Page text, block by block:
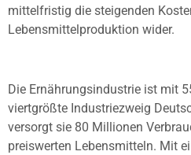
mittelfristig die steigenden
Lebensmittelproduktion wider.
Die Ernährungsindustrie ist mit
viertgrößte Industriezweig
versorgt sie 80 Millionen
preiswerten Lebensmitteln. Mit